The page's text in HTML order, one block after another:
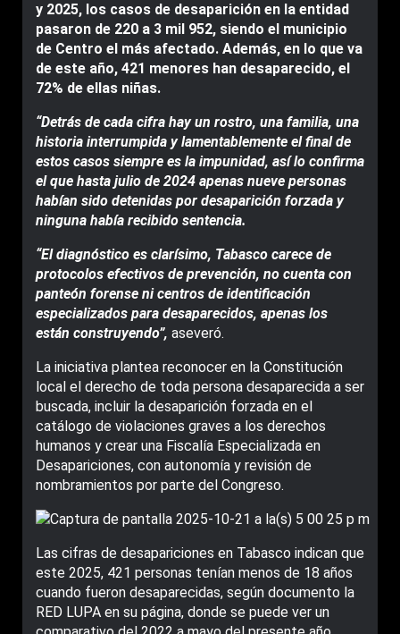
y 2025, los casos de desaparición en la entidad
pasaron de 220 a 3 mil 952, siendo el municipio
de Centro el más afectado. Además, en lo que va
de este año, 421 menores han desaparecido, el
72% de ellas niñas.
“Detrás de cada cifra hay un rostro, una familia, una
historia interrumpida y lamentablemente el final de
estos casos siempre es la impunidad, así lo confirma
el que hasta julio de 2024 apenas nueve personas
habían sido detenidas por desaparición forzada y
ninguna había recibido sentencia.
“El diagnóstico es clarísimo, Tabasco carece de
protocolos efectivos de prevención, no cuenta con
panteón forense ni centros de identificación
especializados para desaparecidos, apenas los
están construyendo”, aseveró.
La iniciativa plantea reconocer en la Constitución
local el derecho de toda persona desaparecida a ser
buscada, incluir la desaparición forzada en el
catálogo de violaciones graves a los derechos
humanos y crear una Fiscalía Especializada en
Desapariciones, con autonomía y revisión de
nombramientos por parte del Congreso.
Las cifras de desapariciones en Tabasco indican que
este 2025, 421 personas tenían menos de 18 años
cuando fueron desaparecidas, según documento la
RED LUPA en su página, donde se puede ver un